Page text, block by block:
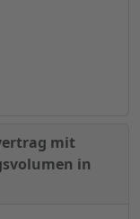
mit
in